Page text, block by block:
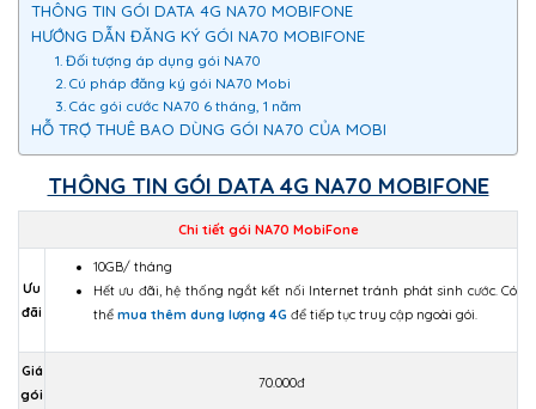
THÔNG TIN GÓI DATA 4G NA70 MOBIFONE
HƯỚNG DẪN ĐĂNG KÝ GÓI NA70 MOBIFONE
1. Đối tượng áp dụng gói NA70
2. Cú pháp đăng ký gói NA70 Mobi
3. Các gói cước NA70 6 tháng, 1 năm
HỖ TRỢ THUÊ BAO DÙNG GÓI NA70 CỦA MOBI
THÔNG TIN GÓI DATA 4G NA70 MOBIFONE
Chi tiết gói NA70 MobiFone
Ưu
đãi
10GB/ tháng
Hết ưu đãi, hệ thống ngắt kết nối Internet tránh phát sinh cước. Có
thể mua thêm dung lượng 4G để tiếp tục truy cập ngoài gói.
Giá
gói
70.000đ